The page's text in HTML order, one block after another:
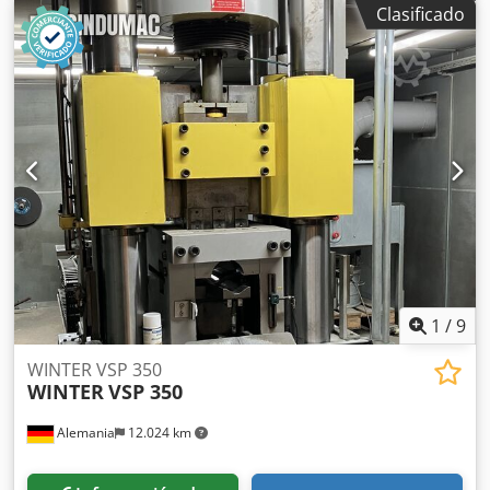
mesa sobre el nivel del suelo 800 mm Extractor en la mesa
6,3 t Carrera del extractor en la mesa 100 mm Extractor en
el punzón 65 t Carrera del extractor en el punzón 100 mm
Superficie del punzón 975 x 1050 mm Fuerza de retroceso
150 t Velocidad abajo 235 mm/s Velocidad arriba 250 mm/s
Velocidad de trabajo 5 - 20 mm/s Capacidad de aceite 4000
l Altura sobre el nivel del suelo 3,65 m Altura bajo el nivel
del suelo 3,75 m Potencia motriz 194,0 kW Peso 105,0 t
Csdpfszrpr Rex Acioha Espacio necesario (AnxLxAl) 5,0 x 6,5
x 7,4 m Prensa calibradora con accionamiento
oleohidráulico, extractor hidráulico en la mesa y en el
punzón.
Clasificado
1 /9
Alemania 12.024 km
WINTER VSP 350
WINTERVSP 350